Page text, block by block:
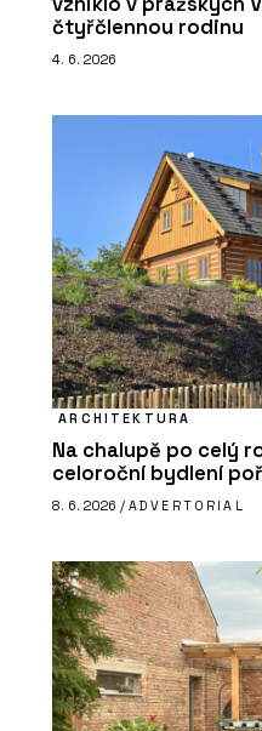
čtyřčlennou rodinu
4. 6. 2026
ARCHITEKTURA
Na chalupě po celý
celoroční bydlení
8. 6. 2026 / ADVERTORIAL